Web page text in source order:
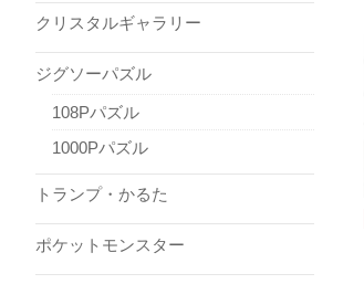
クリスタルギャラリー
ジグソーパズル
108Pパズル
1000Pパズル
トランプ・かるた
ポケットモンスター